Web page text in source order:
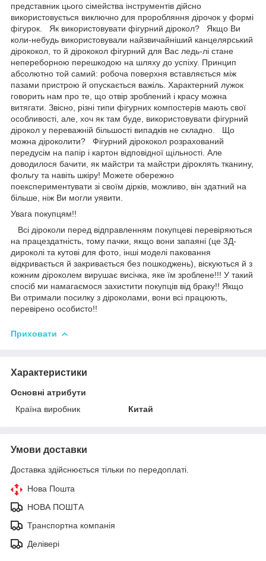
представник цього сімейства інструментів дійсно
використовується виключно для проробляння дірочок у формі
фігурок. Як використовувати фігурний дірокол? Якщо Ви
коли-небудь використовували найзвичайніший канцелярський
дірококол, то й дірококол фігурний для Вас ледь-лі стане
непереборною перешкодою на шляху до успіху. Принцип
абсолютно той самий: робоча поверхня вставляється між
пазами пристрою й опускається важіль. Характерний лужок
говорить нам про те, що отвір зроблений і красу можна
витягати. Звісно, різні типи фігурних компостерів мають свої
особливості, але, хоч як там буде, використовувати фігурний
дірокол у переважній більшості випадків не складно. Що
можна діроколити? Фігурний дірококол розрахований
передусім на папір і картон відповідної щільності. Але
доводилося бачити, як майстри та майстри діроклять тканину,
фольгу та навіть шкіру! Можете обережно
поекспериментувати зі своїм дірків, можливо, він здатний на
більше, ніж Ви могли уявити.
Увага покупцям!!
Всі діроколи перед відправленням покупцеві перевіряються
на працездатність, тому пачки, якщо вони запаяні (це 3Д-
дироколі та кутові для фото, інші моделі паковання
відкривається й закривається без пошкоджень), віскуються й з
кожним діроколем вирушає висічка, яке їм зроблене!!! У такий
спосіб ми намагаємося захистити покупців від браку!! Якщо
Ви отримали посилку з діроколами, вони всі працюють,
перевірено особисто!!
Приховати
Характеристики
Основні атрибути
Країна виробник
Китай
Умови доставки
Доставка здійснюється тільки по передоплаті.
Нова Пошта
НОВА ПОШТА
Транспортна компанія
Делівері